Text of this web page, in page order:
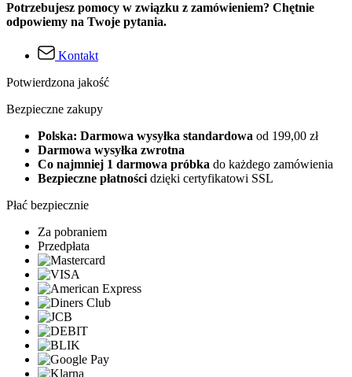
Potrzebujesz pomocy w związku z zamówieniem? Chętnie
odpowiemy na Twoje pytania.
Kontakt
Potwierdzona jakość
Bezpieczne zakupy
Polska: Darmowa wysyłka standardowa od 199,00 zł
Darmowa wysyłka zwrotna
Co najmniej 1 darmowa próbka do każdego zamówienia
Bezpieczne płatnościdzięki certyfikatowi SSL
Płać bezpiecznie
Za pobraniem
Przedpłata